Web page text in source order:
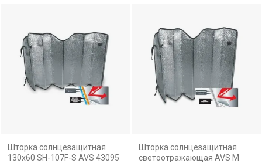
Шторка солнцезащитная
130x60 SH-107F-S AVS 43095
Шторка солнцезащитная
светоотражающая AVS M